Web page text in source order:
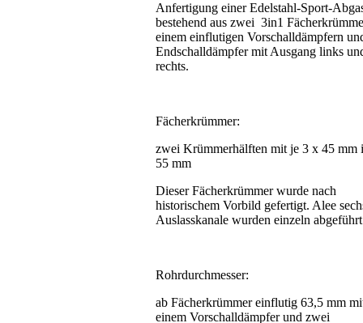
Anfertigung einer Edelstahl-Sport-
bestehend aus zwei 3in1
einem einflutigen Vorschalldämpfern
Endschalldämpfer mit Ausgang links
rechts.
Fächerkrümmer:
zwei Krümmerhälften mit je 3 x 45 mm
55 mm
Dieser Fächerkrümmer wurde nach
historischem Vorbild gefertigt. Alee
Auslasskanale wurden einzeln
Rohrdurchmesser:
ab Fächerkrümmer einflutig 63,5 mm
einem Vorschalldämpfer und zwei